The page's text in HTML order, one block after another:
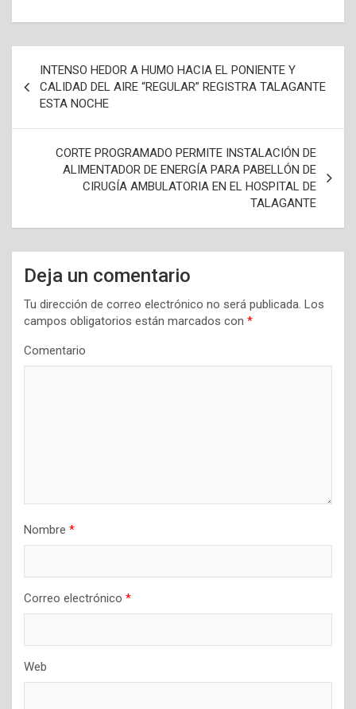
e
INTENSO HEDOR A HUMO HACIA EL PONIENTE Y
CALIDAD DEL AIRE “REGULAR” REGISTRA TALAGANTE
ESTA NOCHE
CORTE PROGRAMADO PERMITE INSTALACIÓN DE
ALIMENTADOR DE ENERGÍA PARA PABELLÓN DE
CIRUGÍA AMBULATORIA EN EL HOSPITAL DE
TALAGANTE
Deja un comentario
Tu dirección de correo electrónico no será publicada. Los
campos obligatorios están marcados con *
Comentario
Nombre *
Correo electrónico *
Web